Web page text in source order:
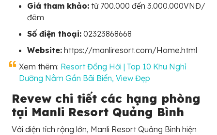
Giá tham khảo: từ 700.000 đến 3.000.000VNĐ/
đêm
Số điện thoại: 02323868668
Website: https://manliresort.com/Home.html
Xem thêm: Resort Đồng Hới | Top 10 Khu Nghỉ
Dưỡng Nằm Gần Bãi Biển, View Đẹp
Revew chi tiết các hạng phòng
tại Manli Resort Quảng Bình
Với diện tích rộng lớn, Manli Resort Quảng Bình hiện